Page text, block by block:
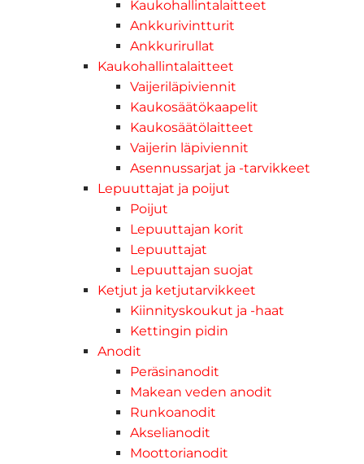
Kaukohallintalaitteet
Ankkurivintturit
Ankkurirullat
Kaukohallintalaitteet
Vaijeriläpiviennit
Kaukosäätökaapelit
Kaukosäätölaitteet
Vaijerin läpiviennit
Asennussarjat ja -tarvikkeet
Lepuuttajat ja poijut
Poijut
Lepuuttajan korit
Lepuuttajat
Lepuuttajan suojat
Ketjut ja ketjutarvikkeet
Kiinnityskoukut ja -haat
Kettingin pidin
Anodit
Peräsinanodit
Makean veden anodit
Runkoanodit
Akselianodit
Moottorianodit